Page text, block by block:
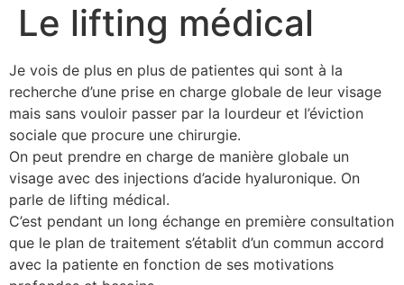
Le lifting médical
Je vois de plus en plus de patientes qui sont à la
recherche d’une prise en charge globale de leur visage
mais sans vouloir passer par la lourdeur et l’éviction
sociale que procure une chirurgie.
On peut prendre en charge de manière globale un
visage avec des injections d’acide hyaluronique. On
parle de lifting médical.
C’est pendant un long échange en première consultation
que le plan de traitement s’établit d’un commun accord
avec la patiente en fonction de ses motivations